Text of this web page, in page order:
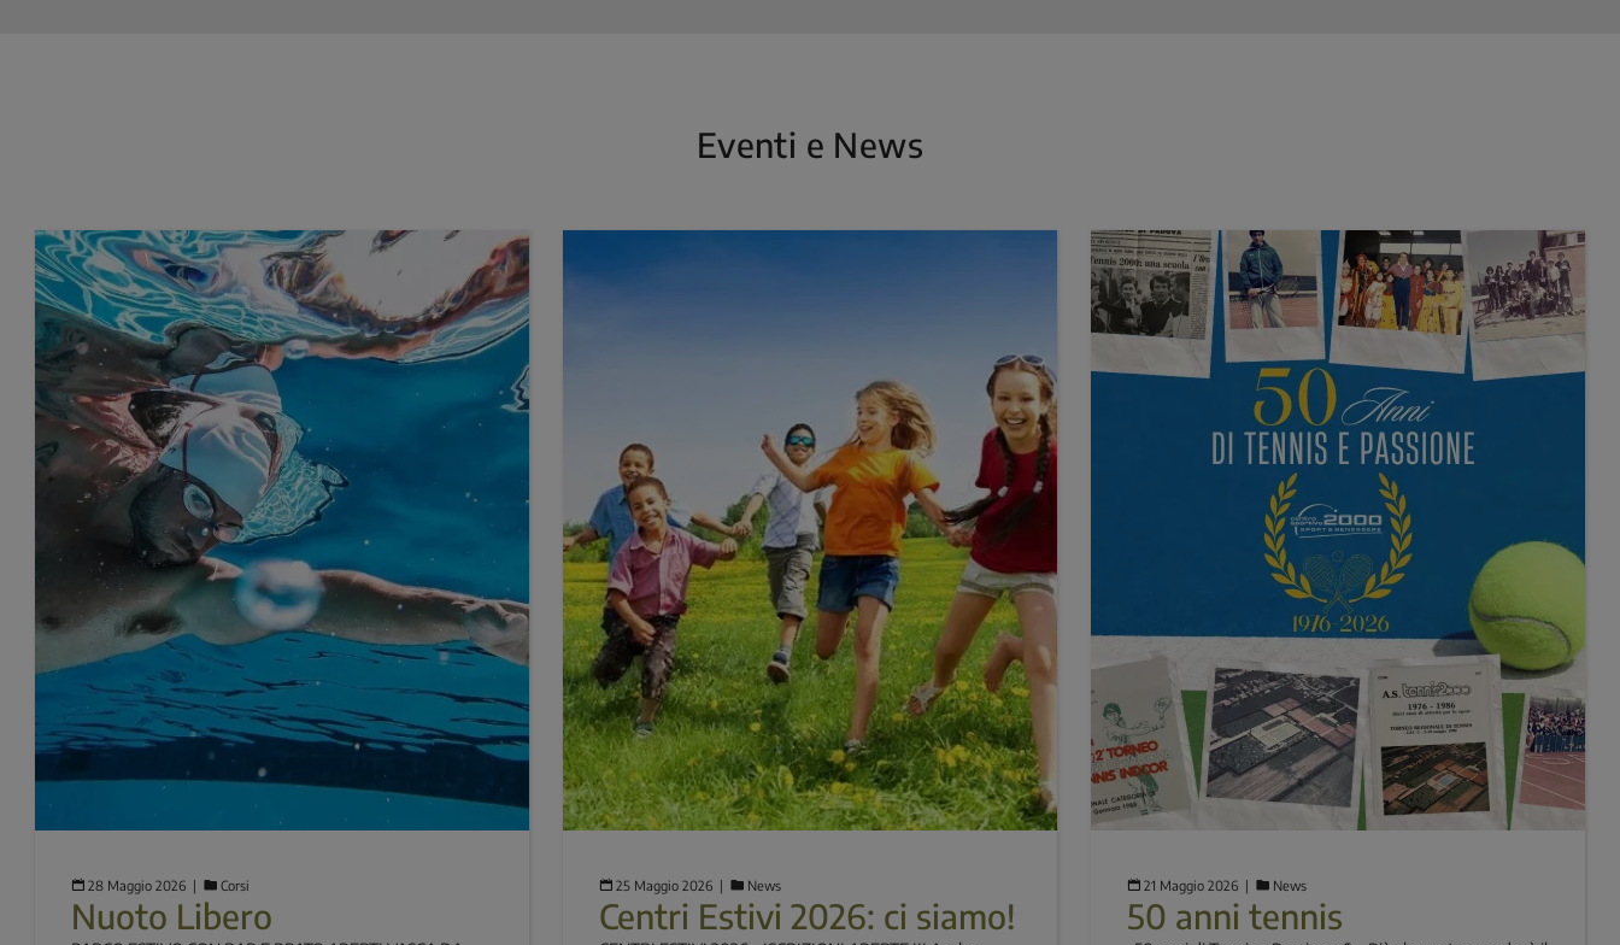
Eventi e News
28 Maggio 2026
  |
Corsi
Nuoto Libero
25 Maggio 2026
  |
News
Centri Estivi 2026: ci siamo!
21 Maggio 2026
  |
News
50 anni tennis